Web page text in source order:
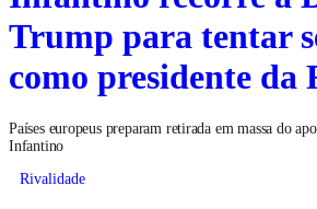
Trump para tentar
como presidente da
Países europeus preparam retirada em massa do
Infantino
Rivalidade